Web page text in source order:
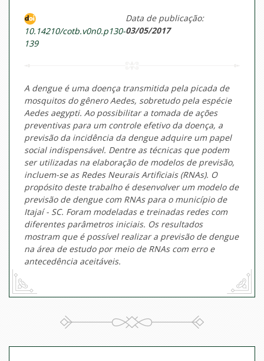
10.14210/cotb.v0n0.p130-
139
Data de publicação:
03/05/2017
A dengue é uma doença transmitida pela picada de
mosquitos do gênero Aedes, sobretudo pela espécie
Aedes aegypti. Ao possibilitar a tomada de ações
preventivas para um controle efetivo da doença, a
previsão da incidência da dengue adquire um papel
social indispensável. Dentre as técnicas que podem
ser utilizadas na elaboração de modelos de previsão,
incluem-se as Redes Neurais Artificiais (RNAs). O
propósito deste trabalho é desenvolver um modelo de
previsão de dengue com RNAs para o município de
Itajaí - SC. Foram modeladas e treinadas redes com
diferentes parâmetros iniciais. Os resultados
mostram que é possível realizar a previsão de dengue
na área de estudo por meio de RNAs com erro e
antecedência aceitáveis.